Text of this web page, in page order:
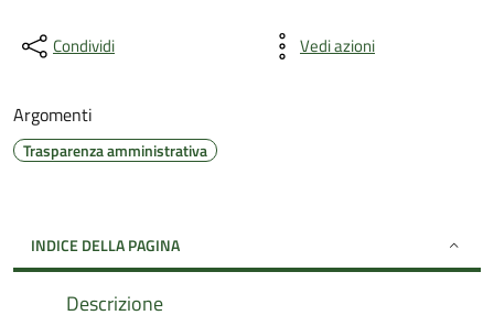
Condividi Vedi azioni
Argomenti
Trasparenza amministrativa
INDICE DELLA PAGINA
Descrizione